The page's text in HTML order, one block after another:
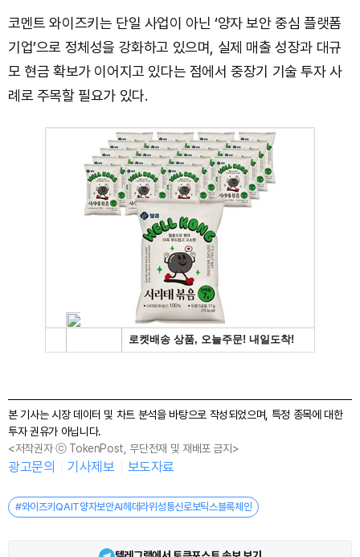
코멘트 와이즈키는 단일 사업이 아닌 ‘양자 보안 중심 플랫폼
기업’으로 정체성을 강화하고 있으며, 실제 매출 성장과 대규
모 현금 확보가 이어지고 있다는 점에서 중장기 기술 투자 사
례로 주목할 필요가 있다.
본 기사는 시장 데이터 및 차트 분석을 바탕으로 작성되었으며, 특정 종목에 대한
투자 권유가 아닙니다.
<저작권자 ⓒ TokenPost, 무단전재 및 재배포 금지>
광고문의 기사제보 보도자료
#와이즈키QAIT양자보안AI헤데라위성통신로보틱스블록체인